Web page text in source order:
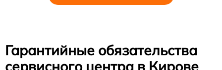
Гарантийные обязательства
сервисного центра в Кирове